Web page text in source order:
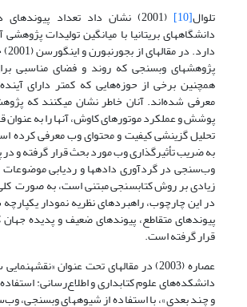
تلوال[10]
دانشگاههای بریتانیا با میانگین تولیدات
پژوهشهای وب­سنجی که روند و فضای مناسبی
همچنین برخی از حوزه‌هایی که کمتر دارای
معرفی شده‌اند. آنان خاطر نشان می­کنند که
پوشش و عملکرد موتورهای کاوش، آنها را به عنوان
تحلیل گزینشی کیفیت و محتوای وب معرفی کرده
به ضریب تأثیرگذاری وب مورد بحث قرار گرفته و
وب‌سنجی در گردآوری داده­ها و ردیابی
زیادی بر روش کتاب­سنجی مبتنی است، به صورت
در این چارچوب، راهبردهای نظریه نمودار
پیوندهای متقاطع، پیوندهای ضعیف و پدیده
قرار گرفته است.
عصاره (2003) در مقاله­ای تحت عنوان
دانشکده‌های علوم کتابداری و اطلاع‌رسانی: